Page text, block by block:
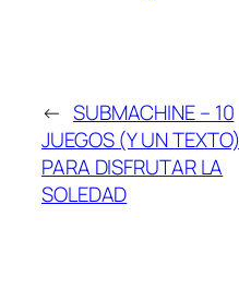
← SUBMACHINE – 10
JUEGOS (Y UN TEXTO)
PARA DISFRUTAR LA
SOLEDAD